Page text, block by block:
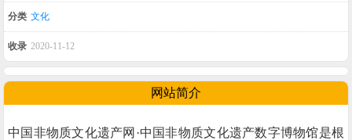
分类 文化
收录 2020-11-12
网站简介
中国非物质文化遗产网·中国非物质文化遗产数字博物馆是根